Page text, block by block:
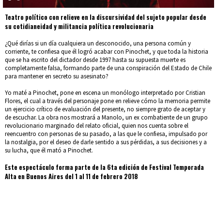
Teatro político con relieve en la discursividad del sujeto popular desde
su cotidianeidad y militancia política revolucionaria
¿Qué dirías si un día cualquiera un desconocido, una persona común y
corriente, te confiesa que él logró acabar con Pinochet, y que toda la historia
que se ha escrito del dictador desde 1997 hasta su supuesta muerte es
completamente falsa, formando parte de una conspiración del Estado de Chile
para mantener en secreto su asesinato?
Yo maté a Pinochet, pone en escena un monólogo interpretado por Cristian
Flores, el cual a través del personaje pone en relieve cómo la memoria permite
un ejercicio crítico de evaluación del presente, no siempre grato de aceptar y
de escuchar. La obra nos mostrará a Manolo, un ex combatiente de un grupo
revolucionario marginado del relato oficial, quien nos cuenta sobre el
reencuentro con personas de su pasado, a las que le confiesa, impulsado por
la nostalgia, por el deseo de darle sentido a sus pérdidas, a sus decisiones y a
su lucha, que él mató a Pinochet.
Este espectáculo forma parte de la 6ta edición de Festival Temporada
Alta en Buenos Aires del 1 al 11 de febrero 2018